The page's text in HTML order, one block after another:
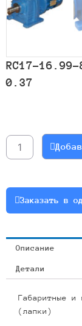
RC17-
0.37
RC17-
16.99-
или
RCF17-
82-
0.37
Заказать в
Описание
Детали
Габаритные и
(лапки)